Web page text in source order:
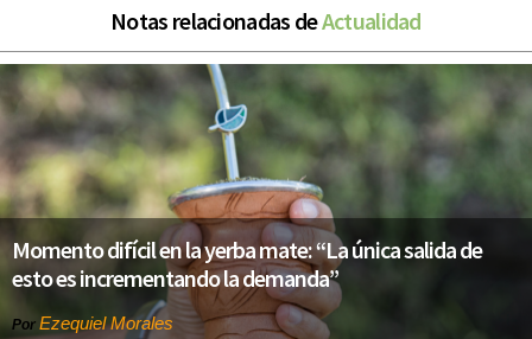
Notas relacionadas deActualidad
Momento difícil en la yerba mate: “La única salida de
esto es incrementando la demanda”
Por Ezequiel Morales